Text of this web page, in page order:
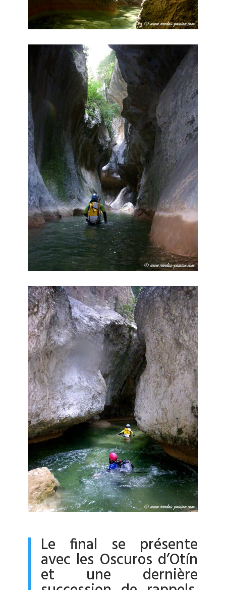
Le final se présente
avec les Oscuros d’Otín
et une dernière